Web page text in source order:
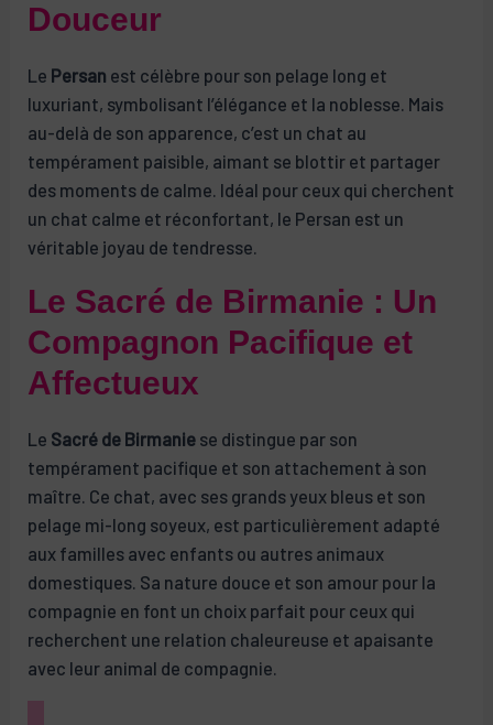
Douceur
Le Persan est célèbre pour son pelage long et
luxuriant, symbolisant l’élégance et la noblesse. Mais
au-delà de son apparence, c’est un chat au
tempérament paisible, aimant se blottir et partager
des moments de calme. Idéal pour ceux qui cherchent
un chat calme et réconfortant, le Persan est un
véritable joyau de tendresse.
Le Sacré de Birmanie : Un
Compagnon Pacifique et
Affectueux
Le Sacré de Birmanie se distingue par son
tempérament pacifique et son attachement à son
maître. Ce chat, avec ses grands yeux bleus et son
pelage mi-long soyeux, est particulièrement adapté
aux familles avec enfants ou autres animaux
domestiques. Sa nature douce et son amour pour la
compagnie en font un choix parfait pour ceux qui
recherchent une relation chaleureuse et apaisante
avec leur animal de compagnie.